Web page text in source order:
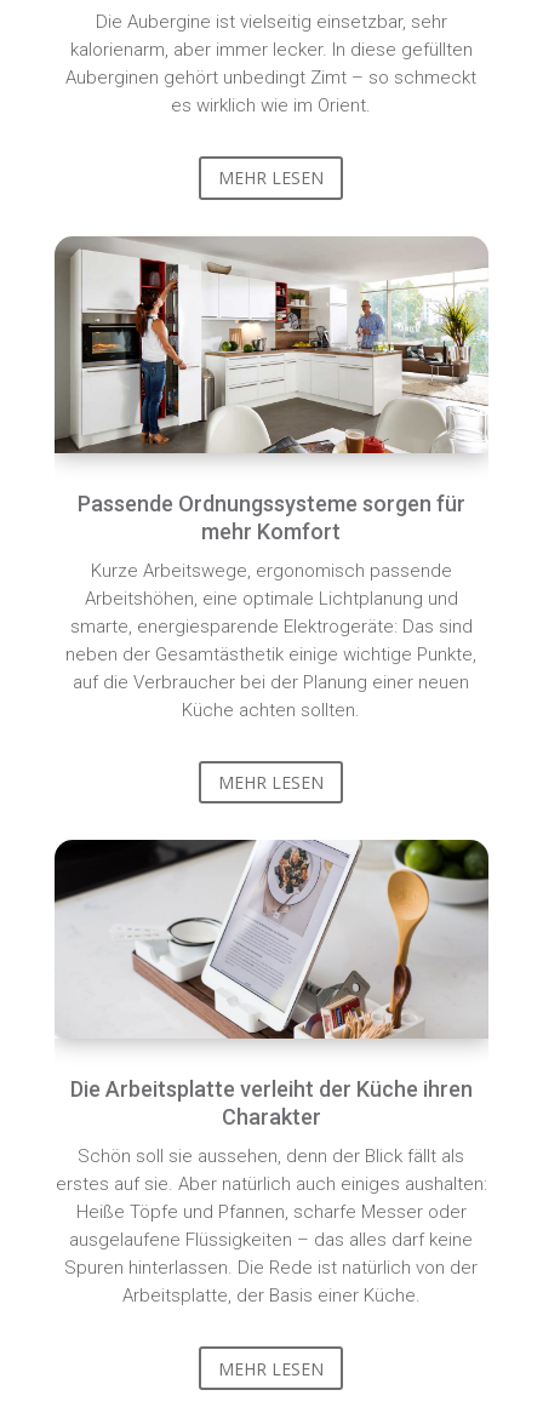
Die Aubergine ist vielseitig einsetzbar, sehr
kalorienarm, aber immer lecker. In diese gefüllten
Auberginen gehört unbedingt Zimt – so schmeckt
es wirklich wie im Orient.
MEHR LESEN
Passende Ordnungssysteme sorgen für
mehr Komfort
Kurze Arbeitswege, ergonomisch passende
Arbeitshöhen, eine optimale Lichtplanung und
smarte, energiesparende Elektrogeräte: Das sind
neben der Gesamtästhetik einige wichtige Punkte,
auf die Verbraucher bei der Planung einer neuen
Küche achten sollten.
MEHR LESEN
Die Arbeitsplatte verleiht der Küche ihren
Charakter
Schön soll sie aussehen, denn der Blick fällt als
erstes auf sie. Aber natürlich auch einiges aushalten:
Heiße Töpfe und Pfannen, scharfe Messer oder
ausgelaufene Flüssigkeiten – das alles darf keine
Spuren hinterlassen. Die Rede ist natürlich von der
Arbeitsplatte, der Basis einer Küche.
MEHR LESEN